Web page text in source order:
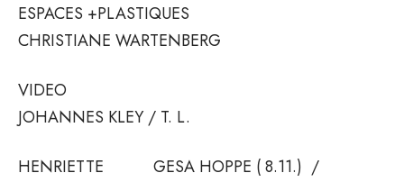
ESPACES +PLASTIQUES
CHRISTIANE WARTENBERG
VIDEO
JOHANNES KLEY / T. L.
HENRIETTE GESA HOPPE ( 8.11.) /